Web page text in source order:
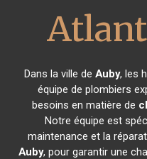
Dans la ville de Auby, les
équipe de plombiers
besoins en matière de
Notre équipe est
maintenance et la
Auby, pour garantir une